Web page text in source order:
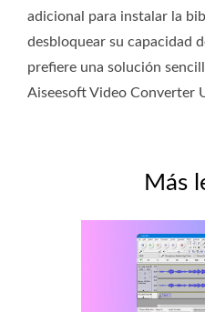
adicional para instalar la
desbloquear su capacidad
prefiere una solución
Aiseesoft Video Converter
Más